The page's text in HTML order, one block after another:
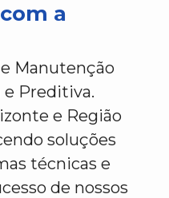
a
Manutenção
Preditiva.
e Região
soluções
técnicas e
de nossos